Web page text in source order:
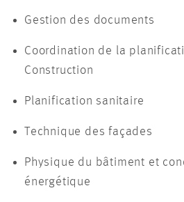
Gestion des documents
Coordination de la
Construction
Planification sanitaire
Technique des façades
Physique du bâtiment et
énergétique